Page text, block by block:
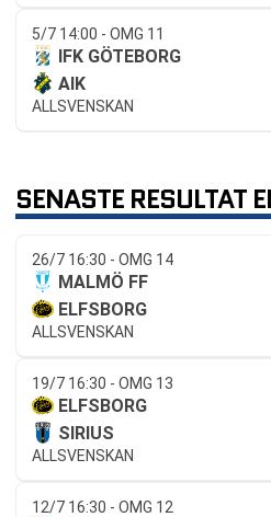
5/7 14:00 - OMG 11
IFK GÖTEBORG
AIK
ALLSVENSKAN
SENASTE RESULTAT
26/7 16:30 - OMG 14
MALMÖ FF
ELFSBORG
ALLSVENSKAN
19/7 16:30 - OMG 13
ELFSBORG
SIRIUS
ALLSVENSKAN
12/7 16:30 - OMG 12